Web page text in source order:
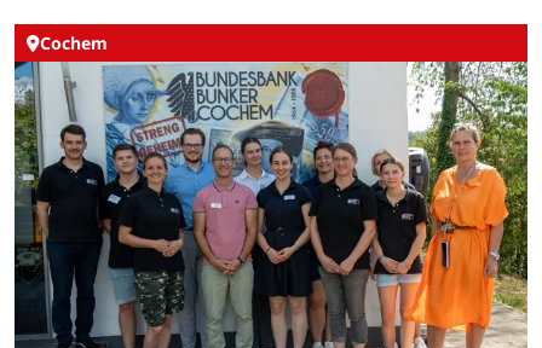
Cochem